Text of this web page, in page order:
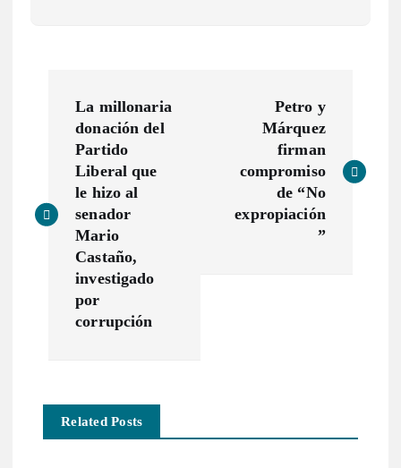
e
ó
La millonaria
donación del
Partido
Liberal que
le hizo al
senador
Mario
Castaño,
investigado
por
corrupción
Petro y
Márquez
firman
compromiso
de “No
expropiación
”
Related Posts